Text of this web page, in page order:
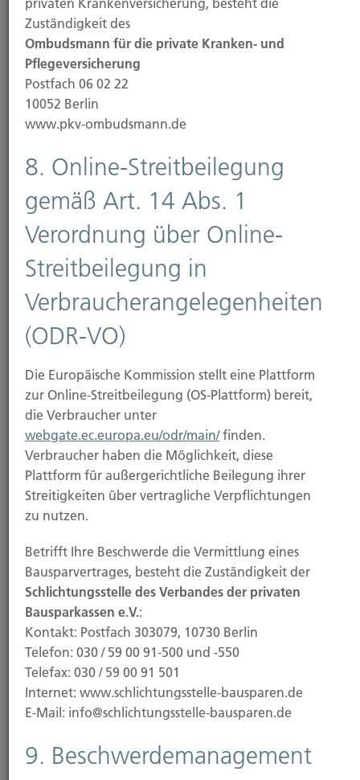
Versicherungsvermittlers über
10%
Unser Unternehmen hält keine direkte oder
indirekte Beteiligung von über 10 % an den
Stimmrechten oder am Kapital eines
Versicherungsunternehmen oder
Mutterunternehmen eines
Versicherungsunternehmens hält keine direkte oder
indirekte Beteiligung von über 10% an den
Stimmrechten oder am Kapital unseres
Unternehmens.
7.
Nachhaltigkeitsbezogene
Offenlegung zum Vertrieb
von
Wir verfolgen eine eigenständige
Nachhaltigkeitsstrategie. Im Rahmen der Auswahl
von Versicherungsgesellschaften und
Versicherungsprodukten berücksichtigen wir die
von den Versicherern zur Verfügung gestellten
Informationen. Im Rahmen der im Kundeninteresse
erfolgenden individuellen Beratung stellen wir
gesondert dar, wenn die Berücksichtigung der
Nachhaltigkeitsrisiken bei der
Investmententscheidung einen für uns erkennbaren
Vor- bzw. Nachteil für den individuellen Kunden
bedeuten. Über die jeweilige Berücksichtigung von
Investitionsentscheidungen des jeweiligen
Versicherers informiert dieser mit dessen
privaten Krankenversicherung, besteht die
Zuständigkeit des
Ombudsmann für die private Kranken- und
Pflegeversicherung
Postfach 06 02 22
10052 Berlin
www.pkv-ombudsmann.de
8. Online-Streitbeilegung
gemäß Art. 14 Abs. 1
Verordnung über Online-
Streitbeilegung in
Verbraucherangelegenheiten
(ODR-VO)
Die Europäische Kommission stellt eine Plattform
zur Online-Streitbeilegung (OS-Plattform) bereit,
die Verbraucher unter
webgate.ec.europa.eu/odr/main/finden.
Verbraucher haben die Möglichkeit, diese
Plattform für außergerichtliche Beilegung ihrer
Streitigkeiten über vertragliche Verpflichtungen
zu nutzen.
Betrifft Ihre Beschwerde die Vermittlung eines
Bausparvertrages, besteht die Zuständigkeit der
Schlichtungsstelle des Verbandes der privaten
Bausparkassen e.V.:
Kontakt: Postfach 303079, 10730 Berlin
Telefon: 030 / 59 00 91-500 und -550
Telefax: 030 / 59 00 91 501
Internet: www.schlichtungsstelle-bausparen.de
E-Mail: info@schlichtungsstelle-bausparen.de
9. Beschwerdemanagement